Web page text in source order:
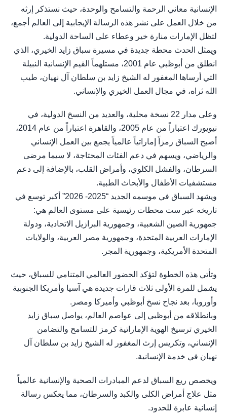
الإنسانية معاني الرحمة والتسامح والوحدة، حيث نستذكر إرثه
من خلال العمل على نشر هذه الرسالة الإيجابية إلى العالم أجمع،
لتظل الإمارات منارة خير وعطاء على الساحة الدولية.
ويمثل الحدث محطة جديدة في مسيرة سباق زايد الخيري، الذي
انطلق من أبوظبي عام 2001، مستلهماً القيم الإنسانية النبيلة
التي أرساها المغفور له الشيخ زايد بن سلطان آل نهيان، طيب
الله ثراه، في مجال العمل الخيري والإنساني.
وعلى مدار 22 نسخة محلية، والعديد من النسخ الدولية، في
نيويورك اعتباراً من عام 2005، والقاهرة اعتباراً من عام 2014،
أصبح السباق رمزاً إماراتياً عالمياً يجمع بين العمل الإنساني
والرياضي، ويسهم في دعم الفئات المحتاجة، لا سيما مرضى
السرطان، والفشل الكلوي، وأمراض القلب، بالإضافة إلى دعم
مستشفيات الأطفال والأبحاث الطبية.
ويشهد السباق في موسمه الجديد “2025- 2026” أكبر توسع في
تاريخه عبر ست محطات رئيسية على مستوى العالم هي:
جمهورية الصين الشعبية، وجمهورية البرازيل الاتحادية، ودولة
الإمارات العربية المتحدة، وجمهورية مصر العربية، والولايات
المتحدة الأمريكية، وجمهورية المجر.
وتأتي هذه الخطوة لتؤكد الحضور العالمي المتنامي للسباق، حيث
يشمل للمرة الأولى ثلاث قارات جديدة هي آسيا وأمريكا الجنوبية
وأوروبا، بعد نجاح نسخ أبوظبي وأميركا ومصر.
وبانطلاقه من أبوظبي إلى عواصم العالم، يواصل سباق زايد
الخيري ترسيخ الهوية الإماراتية كرمز للتسامح والتضامن
الإنساني، وتكريس إرث المغفور له الشيخ زايد بن سلطان آل
نهيان في خدمة الإنسانية.
ويخصص ريع السباق لدعم المبادرات الصحية والإنسانية عالمياً
مثل علاج أمراض الكلى والكبد والسرطان، مما يعكس رسالة
إنسانية عابرة للحدود.